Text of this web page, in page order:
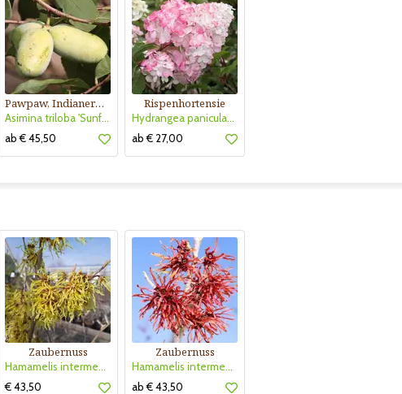
Pawpaw, Indianerbanane
Asimina triloba 'Sunflower'
ab € 45,50
Rispenhortensie
Hydrangea paniculata 'Vanille Fraise'
ab € 27,00
Zaubernuss
Hamamelis intermedia 'Arnold Promise'
€ 43,50
Zaubernuss
Hamamelis intermedia 'Diane'
ab € 43,50